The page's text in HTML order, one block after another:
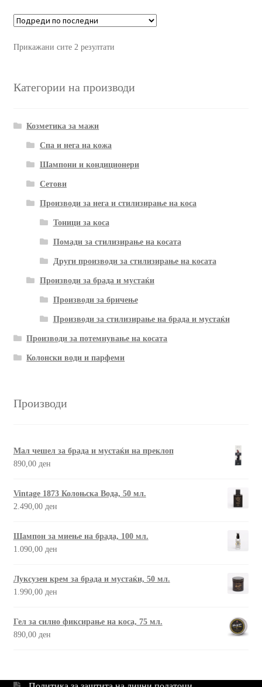
Прикажани сите 2 резултати
Категории на производи
Козметика за мажи
Спа и нега на кожа
Шампони и кондиционери
Сетови
Производи за нега и стилизирање на коса
Тоници за коса
Помади за стилизирање на косата
Други производи за стилизирање на косата
Производи за брада и мустаќи
Производи за бричење
Производи за стилизирање на брада и мустаќи
Производи за потемнување на косата
Колонски води и парфеми
Производи
Мал чешел за брада и мустаќи на преклоп
890,00 ден
Vintage 1873 Колоњска Вода, 50 мл.
2.490,00 ден
Шампон за миење на брада, 100 мл.
1.090,00 ден
Луксузен крем за брада и мустаќи, 50 мл.
1.990,00 ден
Гел за силно фиксирање на коса, 75 мл.
890,00 ден